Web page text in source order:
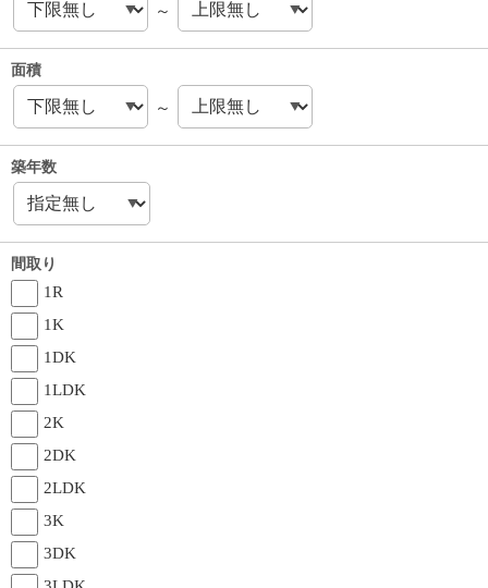
～
面積
～
築年数
間取り
1R
1K
1DK
1LDK
2K
2DK
2LDK
3K
3DK